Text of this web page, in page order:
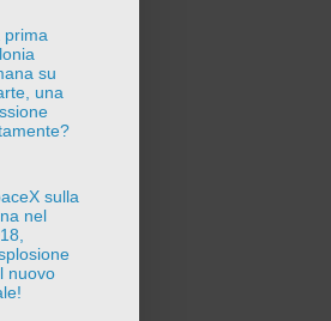
prima
su
una
sulla
nel
nuovo